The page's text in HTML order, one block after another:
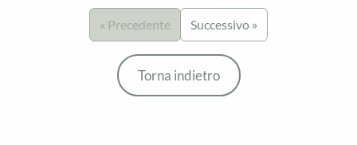
« Precedente Successivo »
Torna indietro